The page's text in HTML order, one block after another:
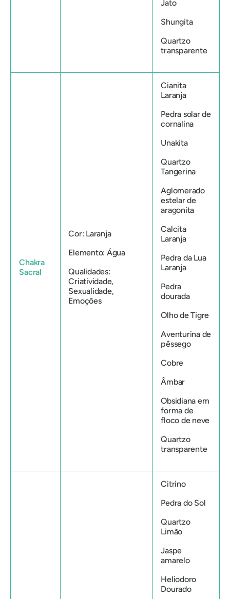
Jato
Shungita
Quartzo
transparente
Chakra
Sacral
Cor: Laranja
Elemento: Água
Qualidades:
Criatividade,
Sexualidade,
Emoções
Cianita
Laranja
Pedra solar de
cornalina
Unakita
Quartzo
Tangerina
Aglomerado
estelar de
aragonita
Calcita
Laranja
Pedra da Lua
Laranja
Pedra
dourada
Olho de Tigre
Aventurina de
pêssego
Cobre
Âmbar
Obsidiana em
forma de
floco de neve
Quartzo
transparente
Citrino
Pedra do Sol
Quartzo
Limão
Jaspe
amarelo
Heliodoro
Dourado